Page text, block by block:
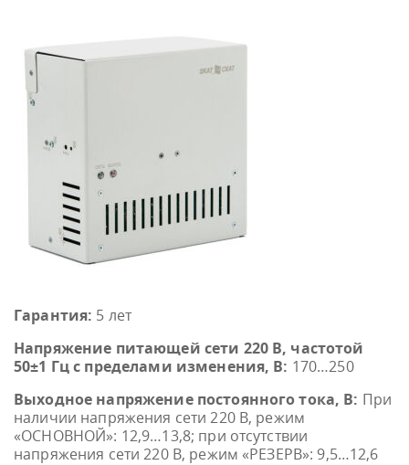
Гарантия: 5 лет
Напряжение питающей сети 220 В, частотой
50±1 Гц с пределами изменения, В: 170…250
Выходное напряжение постоянного тока, В: При
наличии напряжения сети 220 В, режим
«ОСНОВНОЙ»: 12,9…13,8; при отсутствии
напряжения сети 220 В, режим «РЕЗЕРВ»: 9,5…12,6